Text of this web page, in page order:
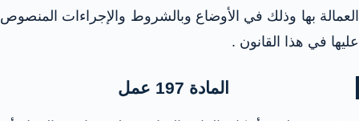
العمالة بها وذلك في الأوضاع وبالشروط والإجراءات المنصوص
عليها في هذا القانون .
المادة 197 عمل